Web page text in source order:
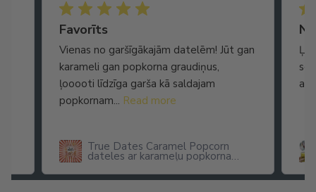
Favorīts
Vienas no garšīgākajām datelēm! Jūt gan
karameli gan popkorna graudiņus,
ļooooti līdzīga garša kā saldajam
popkornam... Read more
True Dates Caramel Popcorn
dateles ar karameļu popkorna
arī